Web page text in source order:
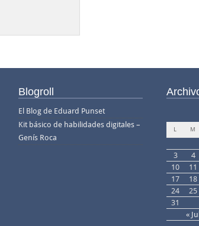
Blogroll
El Blog de Eduard Punset
Kit básico de habilidades digitales –
Genís Roca
L M
« Jul
3
4
10
11
17
18
24
25
31